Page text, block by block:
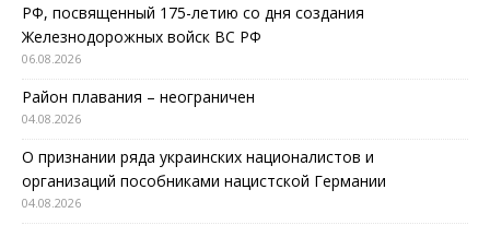
РФ, посвященный 175-летию со дня создания
Железнодорожных войск ВС РФ
06.08.2026
Район плавания – неограничен
04.08.2026
О признании ряда украинских националистов и
организаций пособниками нацистской Германии
04.08.2026